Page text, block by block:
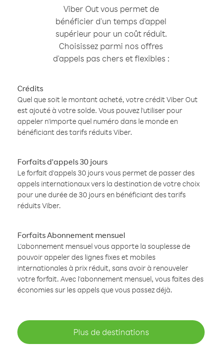
Viber Out vous permet de
bénéficier d'un temps d'appel
supérieur pour un coût réduit.
Choisissez parmi nos offres
d'appels pas chers et flexibles :
Crédits
Quel que soit le montant acheté, votre crédit Viber Out
est ajouté à votre solde. Vous pouvez l'utiliser pour
appeler n'importe quel numéro dans le monde en
bénéficiant des tarifs réduits Viber.
Forfaits d'appels 30 jours
Le forfait d'appels 30 jours vous permet de passer des
appels internationaux vers la destination de votre choix
pour une durée de 30 jours en bénéficiant des tarifs
réduits Viber.
Forfaits Abonnement mensuel
L'abonnement mensuel vous apporte la souplesse de
pouvoir appeler des lignes fixes et mobiles
internationales à prix réduit, sans avoir à renouveler
votre forfait. Avec l'abonnement mensuel, vous faites des
économies sur les appels que vous passez déjà.
Plus de destinations